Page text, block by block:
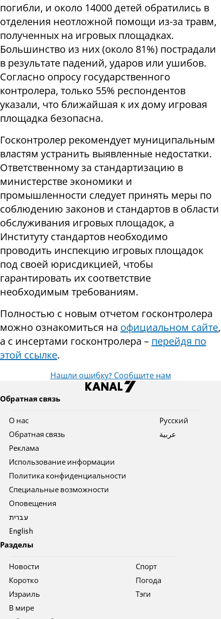
погибли, и около 14000 детей обратились в
отделения неотложной помощи из-за травм,
полученных на игровых площадках.
Большинство из них (около 81%) пострадали
в результате падений, ударов или ушибов.
Согласно опросу государственного
контролера, только 55% респондентов
указали, что ближайшая к их дому игровая
площадка безопасна.
Госконтролер рекомендует муниципальным
властям устранить выявленные недостатки.
Ответственному за стандартизацию в
министерстве экономики и
промышленности следует принять меры по
соблюдению законов и стандартов в области
обслуживания игровых площадок, а
Институту стандартов необходимо
проводить инспекцию игровых площадок
под своей юрисдикцией, чтобы
гарантировать их соответствие
необходимым требованиям.
Полностью с новым отчетом госконтролера
можно ознакомиться на официальном сайте,
а с инсертами госконтролера – перейдя по
этой ссылке.
Нашли ошибку? Сообщите нам
Обратная связь
О нас
Обратная связь
Реклама
Использование информации
Политика конфиденциальности
Специальные возможности
Оповещения
עברית
English
Pусский
عربية
Разделы
Новости
Коротко
Израиль
В мире
Спорт
Погода
Тэги